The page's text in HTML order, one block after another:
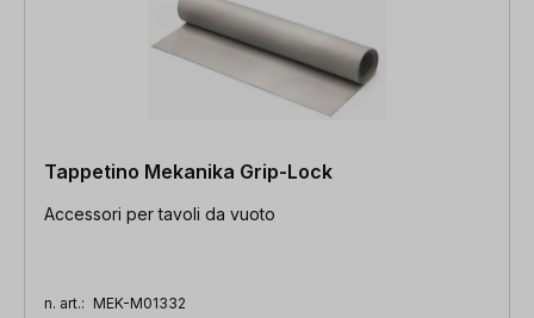
Tappetino Mekanika Grip-Lock
Accessori per tavoli da vuoto
n. art.: MEK-M01332